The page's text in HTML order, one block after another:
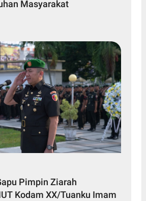
Masyarakat
Pimpin Ziarah
Kodam XX/Tuanku Imam